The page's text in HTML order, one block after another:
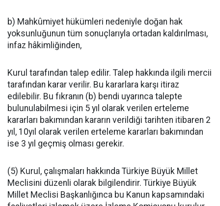
b) Mahkûmiyet hükümleri nedeniyle doğan hak
yoksunluğunun tüm sonuçlarıyla ortadan kaldırılması,
infaz hâkimliğinden,
Kurul tarafından talep edilir. Talep hakkında ilgili mercii
tarafından karar verilir. Bu kararlara karşı itiraz
edilebilir. Bu fıkranın (b) bendi uyarınca talepte
bulunulabilmesi için 5 yıl olarak verilen erteleme
kararları bakımından kararın verildiği tarihten itibaren 2
yıl, 10yıl olarak verilen erteleme kararları bakımından
ise 3 yıl geçmiş olması gerekir.
(5) Kurul, çalışmaları hakkında Türkiye Büyük Millet
Meclisini düzenli olarak bilgilendirir. Türkiye Büyük
Millet Meclisi Başkanlığınca bu Kanun kapsamındaki